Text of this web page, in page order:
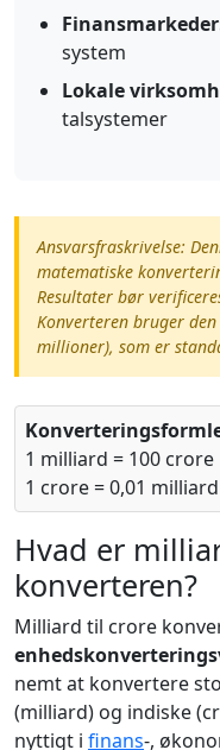
system
Lokale
talsystemer
Ansvarsfraskrivelse:
matematiske
Resultater bør
Konverteren bruger
millioner), som er
1 milliard = 100 crore
1 crore = 0,01 milliard
Hvad er
konverteren?
Milliard til crore
nemt at konvertere
(milliard) og indiske
nyttigt i finans-,